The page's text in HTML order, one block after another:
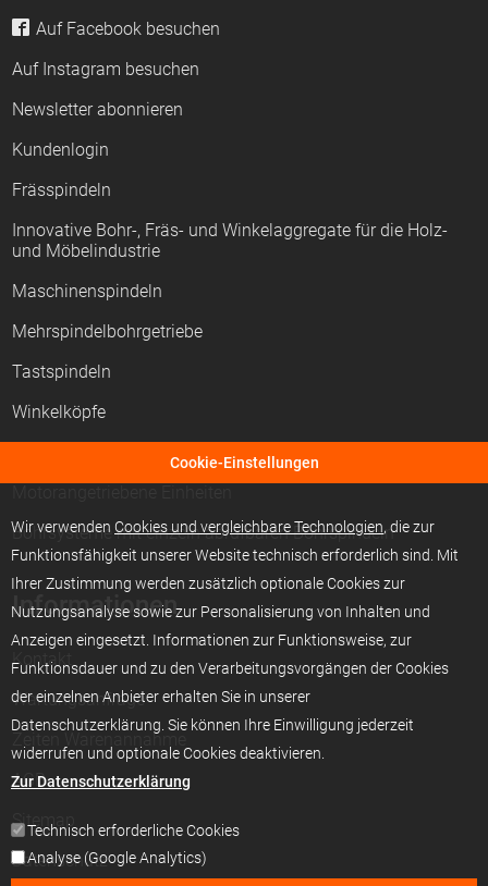
Auf Facebook besuchen
Auf Instagram besuchen
Newsletter abonnieren
Kundenlogin
Frässpindeln
Innovative Bohr-, Fräs- und Winkelaggregate für die Holz-
und Möbelindustrie
Maschinenspindeln
Mehrspindelbohrgetriebe
Tastspindeln
Winkelköpfe
Bohrsysteme mit einzeln abrufbaren Bohrspindeln
Informationen
Kontakt
Wartungsanfrage
Zeiten Warenannahme
AGB
Sitemap
Datenschutz
Cookie-Einstellungen
Wir verwenden Cookies und vergleichbare Technologien, die zur
Funktionsfähigkeit unserer Website technisch erforderlich sind. Mit
Ihrer Zustimmung werden zusätzlich optionale Cookies zur
Nutzungsanalyse sowie zur Personalisierung von Inhalten und
Anzeigen eingesetzt. Informationen zur Funktionsweise, zur
Funktionsdauer und zu den Verarbeitungsvorgängen der Cookies
der einzelnen Anbieter erhalten Sie in unserer
Datenschutzerklärung. Sie können Ihre Einwilligung jederzeit
widerrufen und optionale Cookies deaktivieren.
Zur Datenschutzerklärung
Technisch erforderliche Cookies
Analyse (Google Analytics)